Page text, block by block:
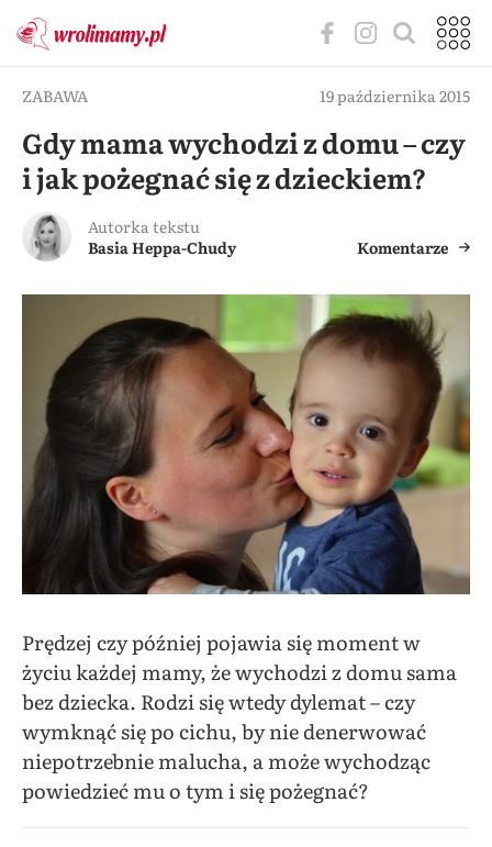
ZABAWA 19 października 2015
Gdy mama wychodzi z domu – czy
i jak pożegnać się z dzieckiem?
Autorka tekstu
Basia Heppa-Chudy
Komentarze
Prędzej czy później pojawia się moment w
życiu każdej mamy, że wychodzi z domu sama
bez dziecka. Rodzi się wtedy dylemat –czy
wymknąć się po cichu, by nie denerwować
niepotrzebnie malucha, a możewychodząc
powiedzieć mu o tym i się pożegnać?